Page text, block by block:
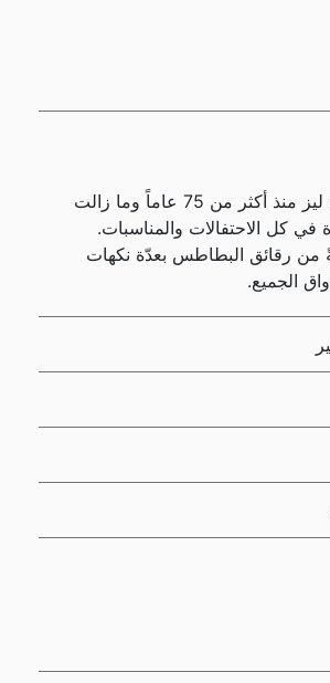
تأسّست علامة ليز منذ أكثر من 75 عاماً وما زالت
في كل الاحتفالات والمناسبات.
من رقائق البطاطس بعدّة نكهات
الجميع.